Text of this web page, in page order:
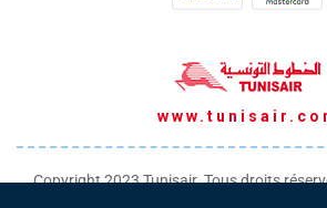
Copyright 2023 Tunisair. Tous droits